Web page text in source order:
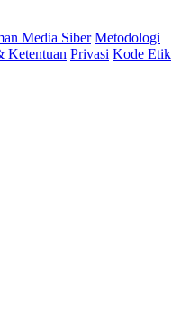
Media Siber Metodologi
Ketentuan Privasi Kode Etik